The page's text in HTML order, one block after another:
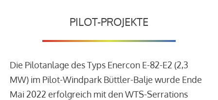
PILOT-PROJEKTE
Die Pilotanlage des Typs Enercon E-82-E2 (2,3
MW) im Pilot-Windpark Büttler-Balje wurde Ende
Mai 2022 erfolgreich mit den WTS-Serrations